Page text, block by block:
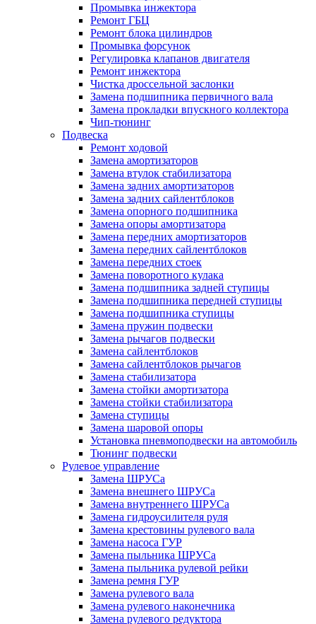
Промывка инжектора
Ремонт ГБЦ
Ремонт блока цилиндров
Промывка форсунок
Регулировка клапанов двигателя
Ремонт инжектора
Чистка дроссельной заслонки
Замена подшипника первичного вала
Замена прокладки впускного коллектора
Чип-тюнинг
Подвеска
Ремонт ходовой
Замена амортизаторов
Замена втулок стабилизатора
Замена задних амортизаторов
Замена задних сайлентблоков
Замена опорного подшипника
Замена опоры амортизатора
Замена передних амортизаторов
Замена передних сайлентблоков
Замена передних стоек
Замена поворотного кулака
Замена подшипника задней ступицы
Замена подшипника передней ступицы
Замена подшипника ступицы
Замена пружин подвески
Замена рычагов подвески
Замена сайлентблоков
Замена сайлентблоков рычагов
Замена стабилизатора
Замена стойки амортизатора
Замена стойки стабилизатора
Замена ступицы
Замена шаровой опоры
Установка пневмоподвески на автомобиль
Тюнинг подвески
Рулевое управление
Замена ШРУСа
Замена внешнего ШРУСа
Замена внутреннего ШРУСа
Замена гидроусилителя руля
Замена крестовины рулевого вала
Замена насоса ГУР
Замена пыльника ШРУСа
Замена пыльника рулевой рейки
Замена ремня ГУР
Замена рулевого вала
Замена рулевого наконечника
Замена рулевого редуктора